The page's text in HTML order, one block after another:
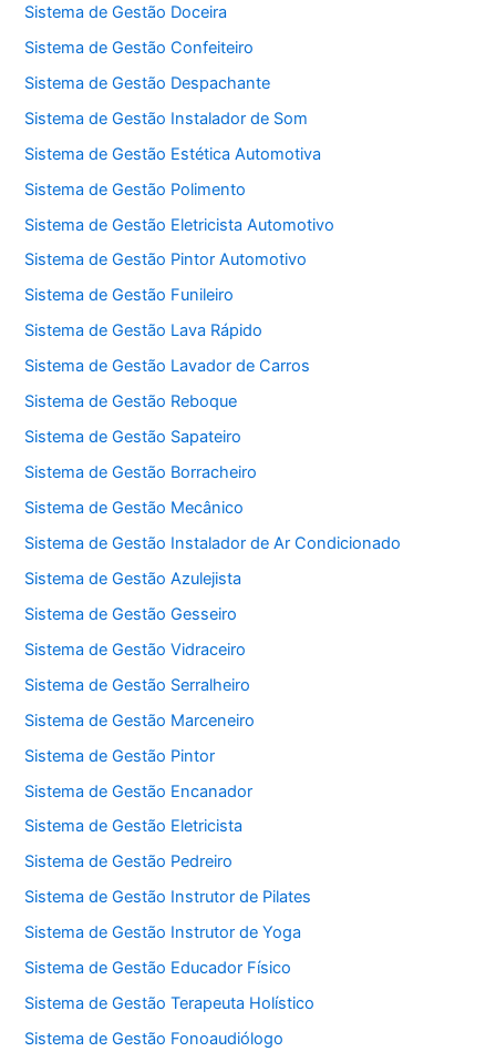
Sistema de Gestão Doceira
Sistema de Gestão Confeiteiro
Sistema de Gestão Despachante
Sistema de Gestão Instalador de Som
Sistema de Gestão Estética Automotiva
Sistema de Gestão Polimento
Sistema de Gestão Eletricista Automotivo
Sistema de Gestão Pintor Automotivo
Sistema de Gestão Funileiro
Sistema de Gestão Lava Rápido
Sistema de Gestão Lavador de Carros
Sistema de Gestão Reboque
Sistema de Gestão Sapateiro
Sistema de Gestão Borracheiro
Sistema de Gestão Mecânico
Sistema de Gestão Instalador de Ar Condicionado
Sistema de Gestão Azulejista
Sistema de Gestão Gesseiro
Sistema de Gestão Vidraceiro
Sistema de Gestão Serralheiro
Sistema de Gestão Marceneiro
Sistema de Gestão Pintor
Sistema de Gestão Encanador
Sistema de Gestão Eletricista
Sistema de Gestão Pedreiro
Sistema de Gestão Instrutor de Pilates
Sistema de Gestão Instrutor de Yoga
Sistema de Gestão Educador Físico
Sistema de Gestão Terapeuta Holístico
Sistema de Gestão Fonoaudiólogo